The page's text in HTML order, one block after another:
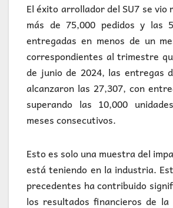
El éxito arrollador del SU7 se vio
más de 75,000 pedidos y las
entregadas en menos de un
correspondientes al trimestre
de junio de 2024, las entregas
alcanzaron las 27,307, con
superando las 10,000
meses consecutivos.
Esto es solo una muestra del
está teniendo en la industria.
precedentes ha contribuido
los resultados financieros de la